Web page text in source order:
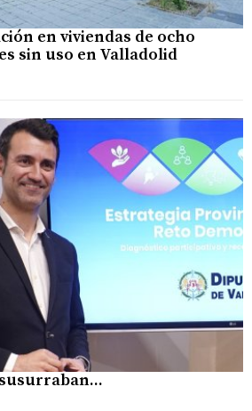
en viviendas de ocho
sin uso en Valladolid